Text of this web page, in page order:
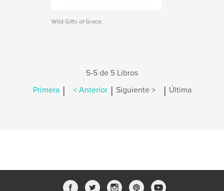
Wild Gifts of Grace:
5-5 de 5 Libros
Primera | < Anterior | Siguiente > | Última